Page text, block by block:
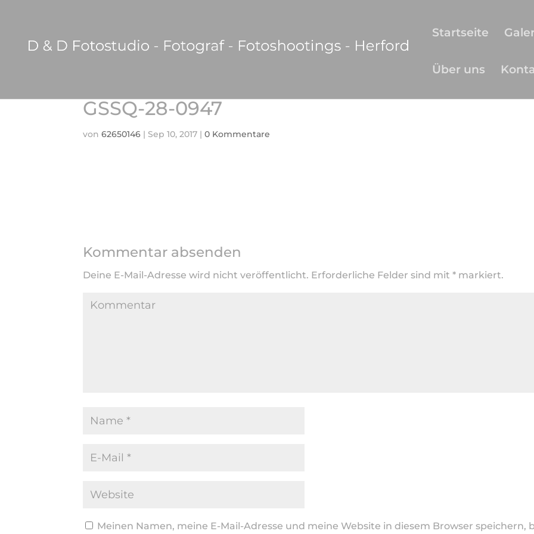
Startseite
Über uns
GSSQ-28-0947
von 62650146 | Sep 10, 2017 | 0 Kommentare
Kommentar absenden
Deine E-Mail-Adresse wird nicht veröffentlicht. Erforderliche Felder sind mit * markiert.
Meinen Namen, meine E-Mail-Adresse und meine Website in diesem Browser speichern,